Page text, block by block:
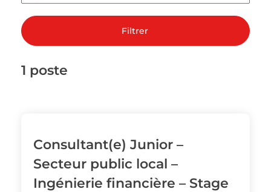
Filtrer
1 poste
Consultant(e) Junior –
Secteur public local –
Ingénierie financière – Stage